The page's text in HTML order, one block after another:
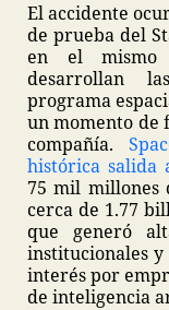
El accidente
de prueba del
en el mismo
desarrollan
programa
un momento de
compañía.
histórica salida
75 mil millones
cerca de 1.77
que generó
institucionales
interés por
de inteligencia